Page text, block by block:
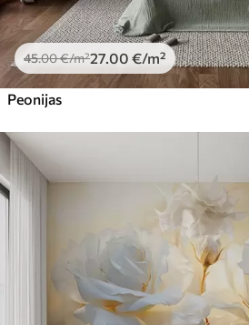
45.00€/m²27 .00 €/m²
Peonijas